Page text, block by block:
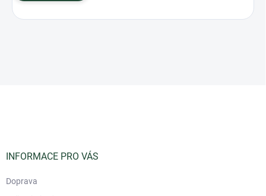
INFORMACE PRO VÁS
Doprava